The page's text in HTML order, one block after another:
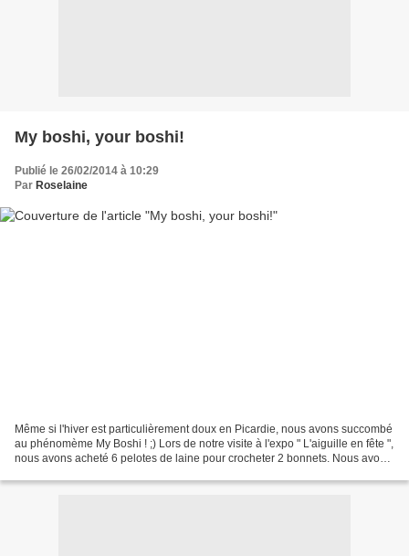
My boshi, your boshi!
Publié le 26/02/2014 à 10:29
Par Roselaine
Même si l'hiver est particulièrement doux en Picardie, nous avons succombé
au phénomème My Boshi ! ;) Lors de notre visite à l'expo " L'aiguille en fête ",
nous avons acheté 6 pelotes de laine pour crocheter 2 bonnets. Nous avons